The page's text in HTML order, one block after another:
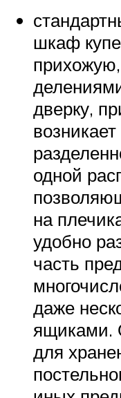
шкаф
дверку,
одной
на
удобно
часть
даже
ящиками.
для